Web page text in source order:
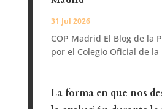
31 Jul 2026
COP Madrid El Blog de la
por el Colegio Oficial de la
La forma en que nos